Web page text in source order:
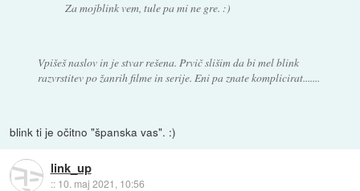
Za mojblink vem, tule pa mi ne gre. :)
Vpišeš naslov in je stvar rešena. Prvič slišim da bi mel blink
razvrstitev po žanrih filme in serije. Eni pa znate komplicirat.......
blink ti je očitno "španska vas". :)
link_up
:: 10. maj 2021, 10:56